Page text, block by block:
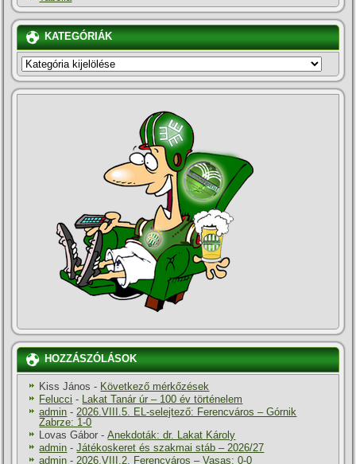
KATEGÓRIÁK
KATEGÓRIÁK
HOZZÁSZÓLÁSOK
Kiss János - Következő mérkőzések
Felucci -
Lakat Tanár úr – 100 év történelem
admin - 2026.VIII.5. EL-selejtező: Ferencváros – Górnik
Zabrze: 1-0
Lovas Gábor -Anekdoták: dr. Lakat Károly
admin -Játékoskeret és szakmai stáb – 2026/27
admin - 2026.VIII.2. Ferencváros – Vasas: 0-0